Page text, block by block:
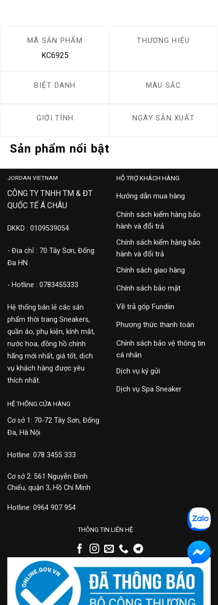
MÃ SẢN PHẨM
KC6925
THƯƠNG HIỆU
BIỆT DANH MÀU SẮC
GIỚI TÍNH NGÀY SẢN XUẤT
Sản phẩm nổi bật
JORDAN VIETNAM
CÔNG TY TNHH TM & ĐT
QUỐC TẾ Á CHÂU
DKKD : 0109539054
- Địa chỉ : 70 Tây Sơn, Đống
Đa HN
- Hotline : 0783455333
Hệ thống bán lẻ các sản
phẩm thời trang Sneakers,
quần áo, phụ kiện, kính mắt,
nước hoa, đồng hồ chính
hãng mới nhất, giá tốt, dịch
vụ khách hàng được yêu
thích nhất.
HỖ TRỢ KHÁCH HÀNG
Hướng dẫn mua hàng
Chính sách kiểm hàng bảo
hành và đổi trả
Chính sách kiểm hàng bảo
hành và đổi trả
Chính sách giao hàng
Chính sách bảo mật
Về trả góp Fundiin
Phương thức thanh toán
Chính sách bảo vệ thông tin
cá nhân
Dịch vụ ký gửi
Dịch vụ Spa Sneaker
HỆ THỐNG CỬA HÀNG
Cơ sở 1: 70-72 Tây Sơn, Đống
Đa, Hà Nội
Hotline: 078 3455 333
Cơ sở 2: 561 Nguyễn Đình
Chiểu, quận 3, Hồ Chí Minh
Hotline: 0964 907 954
THÔNG TIN LIÊN HỆ